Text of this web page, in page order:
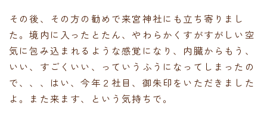
その後、その方の勧めで来宮神社にも立ち寄りまし
た。境内に入ったとたん、やわらかくすがすがしい空
気に包み込まれるような感覚になり、内臓からもう、
いい、すごくいい、っていうふうになってしまったの
で、、、はい、今年２社目、御朱印をいただきました
よ。また来ます、という気持ちで。